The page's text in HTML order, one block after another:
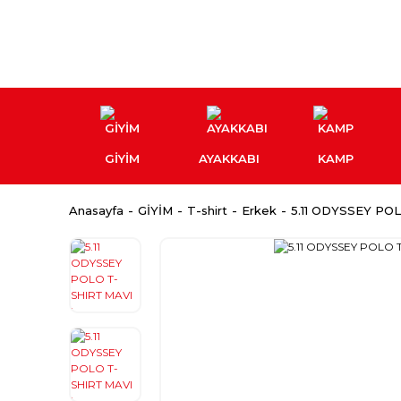
GİYİM AYAKKABI KAMP
Anasayfa GİYİM T-shirt Erkek 5.11 ODYSSEY